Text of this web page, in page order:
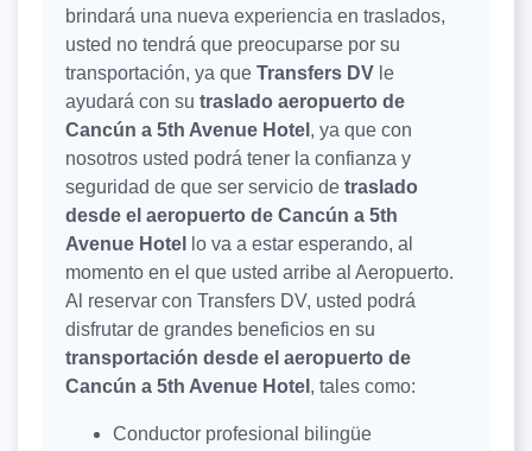
brindará una nueva experiencia en traslados,
usted no tendrá que preocuparse por su
transportación, ya que Transfers DV le
ayudará con su traslado aeropuerto de
Cancún a 5th Avenue Hotel , ya que con
nosotros usted podrá tener la confianza y
seguridad de que ser servicio de traslado
desde el aeropuerto de Cancún a 5th
Avenue Hotel
lo va a estar esperando, al
momento en el que usted arribe al Aeropuerto.
Al reservar con Transfers DV, usted podrá
disfrutar de grandes beneficios en su
transportación desde el aeropuerto de
Cancún a 5th Avenue Hotel , tales como:
Conductor profesional bilingüe